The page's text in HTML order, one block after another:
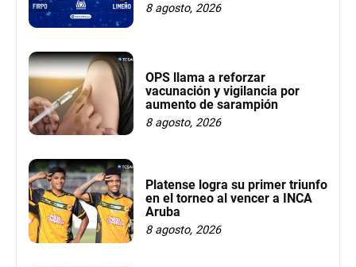
8 agosto, 2026
OPS llama a reforzar
vacunación y vigilancia por
aumento de sarampión
8 agosto, 2026
Platense logra su primer triunfo
en el torneo al vencer a INCA
Aruba
8 agosto, 2026